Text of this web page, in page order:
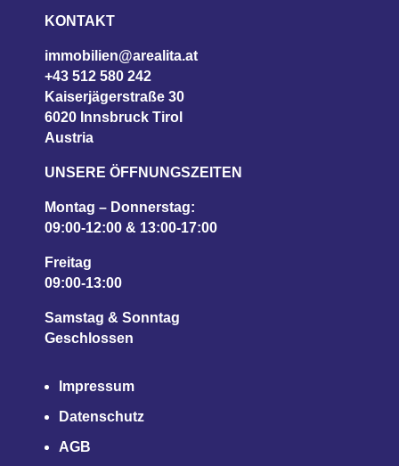
KONTAKT
immobilien@arealita.at
+43 512 580 242
Kaiserjägerstraße 30
6020 Innsbruck Tirol
Austria
UNSERE ÖFFNUNGSZEITEN
Montag – Donnerstag:
09:00-12:00 & 13:00-17:00
Freitag
09:00-13:00
Samstag & Sonntag
Geschlossen
Impressum
Datenschutz
AGB